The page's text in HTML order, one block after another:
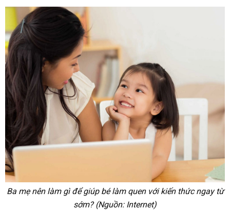
Ba mẹ nên làm gì để giúp bé làm quen với kiến thức ngay từ
sớm? (Nguồn: Internet)